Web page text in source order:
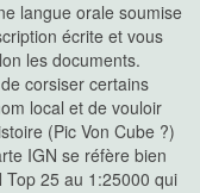
langue orale soumise
écrite et vous
les documents.
corsiser certains
local et de vouloir
(Pic Von Cube ?)
IGN se réfère bien
25 au 1:25000 qui